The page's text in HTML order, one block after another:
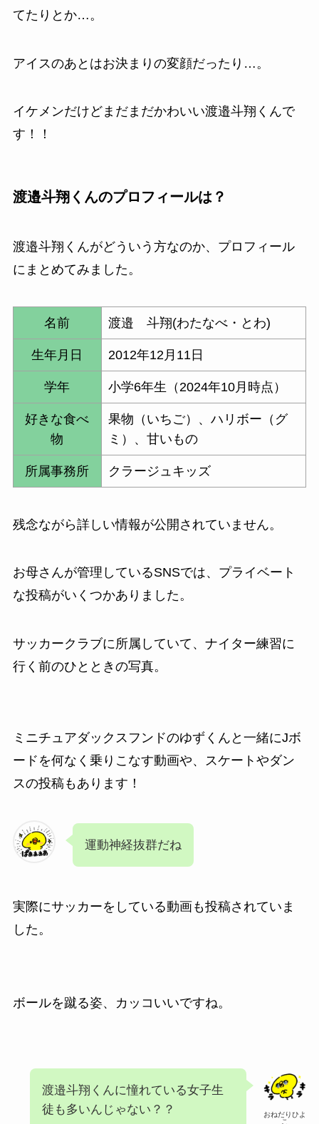
てたりとか…。
アイスのあとはお決まりの変顔だったり…。
イケメンだけどまだまだかわいい渡邉斗翔くんで
す！！
渡邉斗翔くんのプロフィールは？
渡邉斗翔くんがどういう方なのか、プロフィール
にまとめてみました。
名前 渡邉 斗翔(わたなべ・とわ)
生年月日 2012年12月11日
学年 小学6年生（2024年10月時点）
好きな食べ
物
果物（いちご）、ハリボー（グ
ミ）、甘いもの
所属事務所 クラージュキッズ
残念ながら詳しい情報が公開されていません。
お母さんが管理しているSNSでは、プライベート
な投稿がいくつかありました。
サッカークラブに所属していて、ナイター練習に
行く前のひとときの写真。
ミニチュアダックスフンドのゆずくんと一緒にJボ
ードを何なく乗りこなす動画や、 スケートやダン
スの投稿もあります！
運動神経抜群だね
実際にサッカーをしている動画も投稿されていま
した。
ボールを蹴る姿、カッコいいですね。
おねだりひよ
こ
渡邉斗翔くんに憧れている女子生
徒も多いんじゃない？？